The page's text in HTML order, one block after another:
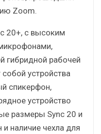
Zoom.
20+, с высоким
гибридной рабочей
устройства
спикерфон,
устройство
размеры Sync 20 и
наличие чехла для